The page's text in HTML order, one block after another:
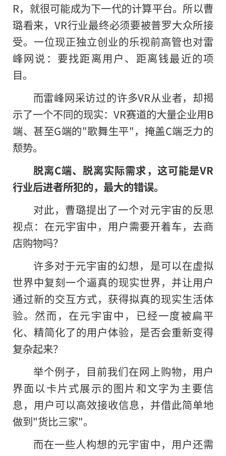
R，就很可能成为下一代的计算平台。所以曹
璐看来，VR行业最终必须要被普罗大众所接
受。一位现正独立创业的乐视前高管也对雷
峰网说：要找距离用户、距离钱最近的项
目。
而雷峰网采访过的许多VR从业者，却揭
示了一个不同的现实：VR赛道的大量企业用B
端、甚至G端的"歌舞生平"，掩盖C端乏力的
颓势。
脱离C端、脱离实际需求，这可能是VR
行业后进者所犯的，最大的错误。
对此，曹璐提出了一个对元宇宙的反思
视点：在元宇宙中，用户需要开着车，去商
店购物吗？
许多对于元宇宙的幻想，是可以在虚拟
世界中复刻一个逼真的现实世界，并让用户
通过新的交互方式，获得拟真的现实生活体
验。然而，在元宇宙中，已经一度被扁平
化、精简化了的用户体验，是否会重新变得
复杂起来？
举个例子，目前我们在网上购物，用户
界面以卡片式展示的图片和文字为主要信
息，用户可以高效接收信息，并借此简单地
做到"货比三家"。
而在一些人构想的元宇宙中，用户还需